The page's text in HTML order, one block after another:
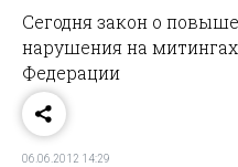
Сегодня закон о
нарушения на
Федерации
06.06.2012 14:29